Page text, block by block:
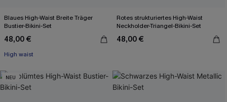
Blaues High-Waist Breite Träger
Bustier-Bikini-Set
48,00 €
High waist
Rotes strukturiertes High-Waist
Neckholder-Triangel-Bikini-Set
48,00 €
NEU